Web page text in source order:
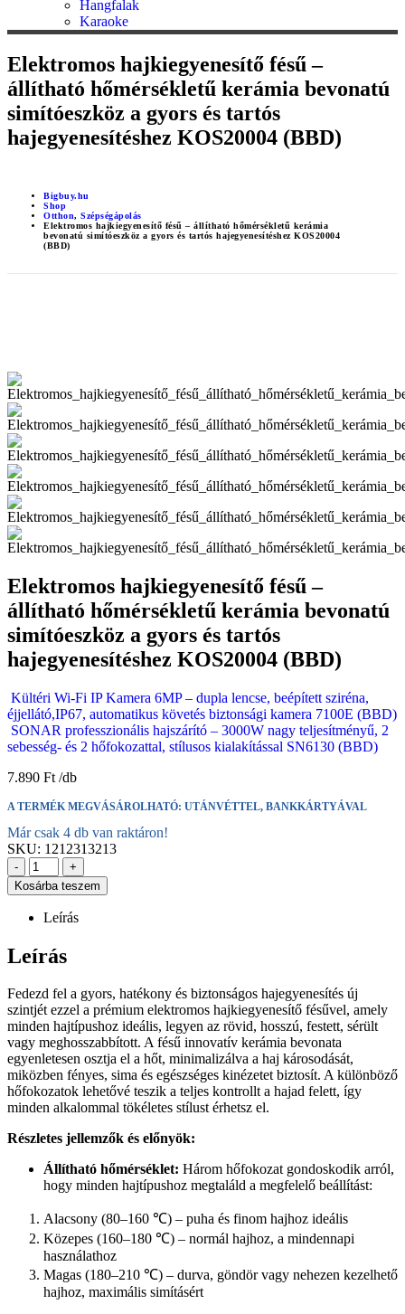
Hangfalak
Karaoke
Elektromos hajkiegyenesítő fésű –
állítható hőmérsékletű kerámia bevonatú
simítóeszköz a gyors és tartós
hajegyenesítéshez KOS20004 (BBD)
Bigbuy.hu
Shop
Otthon, Szépségápolás
Elektromos hajkiegyenesítő fésű – állítható hőmérsékletű kerámia
bevonatú simítóeszköz a gyors és tartós hajegyenesítéshez KOS20004
(BBD)
Elektromos hajkiegyenesítő fésű –
állítható hőmérsékletű kerámia bevonatú
simítóeszköz a gyors és tartós
hajegyenesítéshez KOS20004 (BBD)
Kültéri Wi-Fi IP Kamera 6MP – dupla lencse, beépített sziréna,
éjjellátó,IP67, automatikus követés biztonsági kamera 7100E (BBD)
SONAR professzionális hajszárító – 3000W nagy teljesítményű, 2
sebesség- és 2 hőfokozattal, stílusos kialakítással SN6130 (BBD)
7.890 Ft
A TERMÉK MEGVÁSÁROLHATÓ: UTÁNVÉTTEL, BANKKÁRTYÁVAL
Már csak 4 db van raktáron!
SKU: 1212313213
-
+
Kosárba teszem
Leírás
Leírás
Fedezd fel a gyors, hatékony és biztonságos hajegyenesítés új
szintjét ezzel a prémium elektromos hajkiegyenesítő fésűvel, amely
minden hajtípushoz ideális, legyen az rövid, hosszú, festett, sérült
vagy meghosszabbított. A fésű innovatív kerámia bevonata
egyenletesen osztja el a hőt, minimalizálva a haj károsodását,
miközben fényes, sima és egészséges kinézetet biztosít. A különböző
hőfokozatok lehetővé teszik a teljes kontrollt a hajad felett, így
minden alkalommal tökéletes stílust érhetsz el.
Részletes jellemzők és előnyök:
Állítható hőmérséklet: Három hőfokozat gondoskodik arról,
hogy minden hajtípushoz megtaláld a megfelelő beállítást:
Alacsony (80–160 ℃) – puha és finom hajhoz ideális
Közepes (160–180 ℃) – normál hajhoz, a mindennapi
használathoz
Magas (180–210 ℃) – durva, göndör vagy nehezen kezelhető
hajhoz, maximális simításért